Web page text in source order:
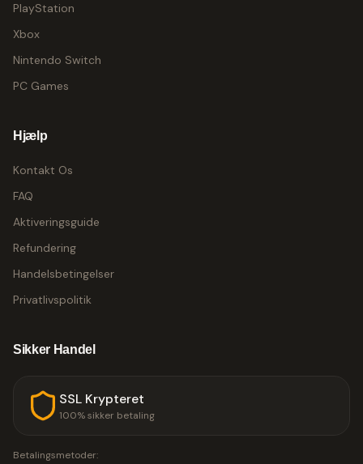
PlayStation
Xbox
Nintendo Switch
PC Games
Hjælp
Kontakt Os
FAQ
Aktiveringsguide
Refundering
Handelsbetingelser
Privatlivspolitik
Sikker Handel
SSL Krypteret
100% sikker betaling
Betalingsmetoder: